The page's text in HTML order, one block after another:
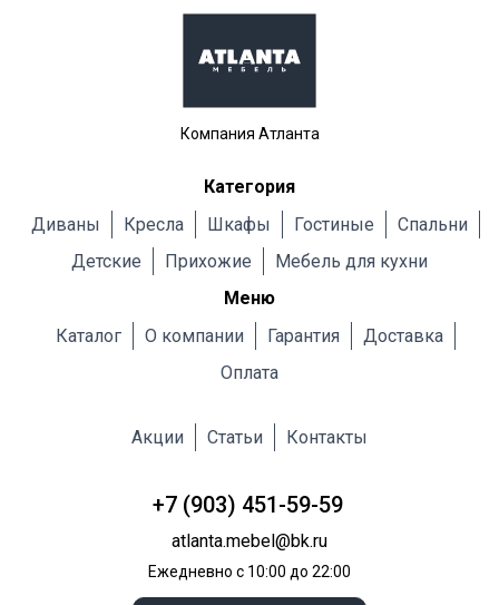
Компания Атланта
Категория
Диваны
Кресла Шкафы Гостиные
Cпальни
Детские
Прихожие
Мебель для кухни
Меню
Каталог
О компании Гарантия
Доставка
Оплата
Акции Статьи Контакты
+7 (903) 451-59-59
atlanta.mebel@bk.ru
Ежедневно с 10:00 до 22:00